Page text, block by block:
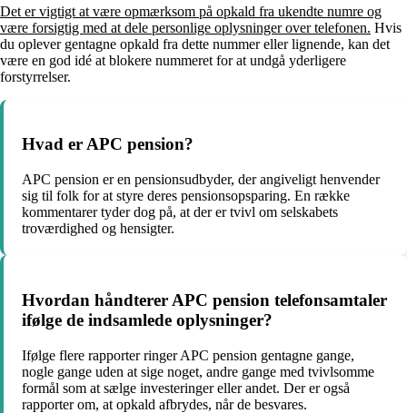
Det er vigtigt at være opmærksom på opkald fra ukendte numre og
være forsigtig med at dele personlige oplysninger over telefonen. Hvis
du oplever gentagne opkald fra dette nummer eller lignende, kan det
være en god idé at blokere nummeret for at undgå yderligere
forstyrrelser.
Hvad er APC pension?
APC pension er en pensionsudbyder, der angiveligt henvender
sig til folk for at styre deres pensionsopsparing. En række
kommentarer tyder dog på, at der er tvivl om selskabets
troværdighed og hensigter.
Hvordan håndterer APC pension telefonsamtaler
ifølge de indsamlede oplysninger?
Ifølge flere rapporter ringer APC pension gentagne gange,
nogle gange uden at sige noget, andre gange med tvivlsomme
formål som at sælge investeringer eller andet. Der er også
rapporter om, at opkald afbrydes, når de besvares.